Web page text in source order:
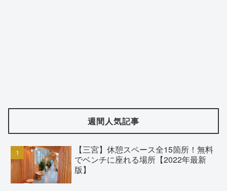
週間人気記事
【三宮】休憩スペース全15箇所！無料
でベンチに座れる場所【2022年最新
版】